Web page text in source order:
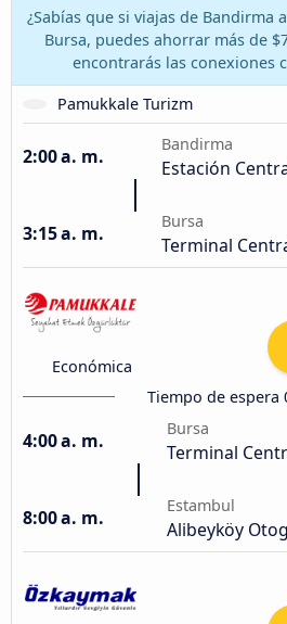
¿Sabías que si viajas de Bandirma
Bursa, puedes ahorrar más de
encontrarás las conexiones
Pamukkale Turizm
2:00 a. m.
Bandirma
Estación
3:15 a. m.
Bursa
Terminal
Económica
Tiempo de espera
4:00 a. m.
Bursa
Terminal
8:00 a. m.
Estambul
Alibeyköy